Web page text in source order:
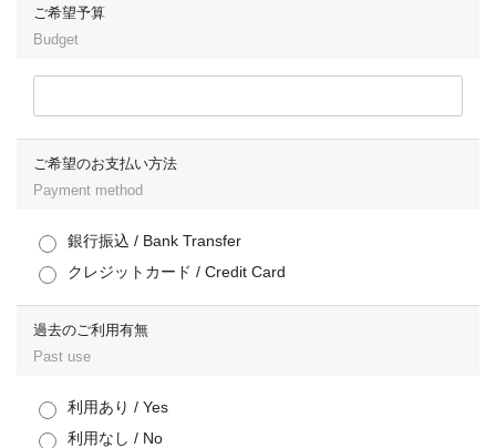
ご希望予算
Budget
ご希望のお支払い方法
Payment method
銀行振込 / Bank Transfer
クレジットカード / Credit Card
過去のご利用有無
Past use
利用あり / Yes
利用なし / No